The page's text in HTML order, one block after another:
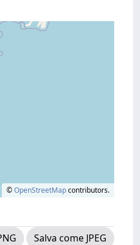
©OpenStreetMapcontributors.
Salva come JPEG